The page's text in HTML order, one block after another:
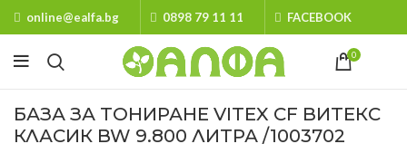
online@ealfa.bg 0898 79 11 11 FACEBOOK
0
БАЗА ЗА ТОНИРАНЕ VITEX CF ВИТЕКС
КЛАСИК BW 9.800 ЛИТРА /1003702